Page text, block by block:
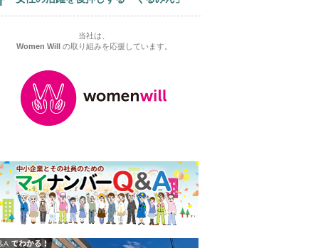
当社は、
Women Willの取り組みを応援しています。